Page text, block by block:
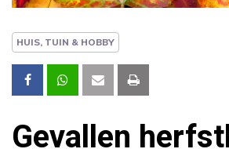
HUIS, TUIN & HOBBY
Gevallen